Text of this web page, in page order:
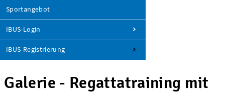
Sportangebot
IBUS-Login
IBUS-Registrierung
Galerie - Regattatraining mit